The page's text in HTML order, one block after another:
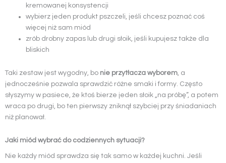
kremowanej konsystencji
wybierz jeden produkt pszczeli, jeśli chcesz poznać coś
więcej niż sam miód
zrób drobny zapas lub drugi słoik, jeśli kupujesz także dla
bliskich
Taki zestaw jest wygodny, bo nie przytłacza wyborem, a
jednocześnie pozwala sprawdzić różne smaki i formy. Często
słyszymy w pasiece, że ktoś bierze jeden słoik „na próbę”, a potem
wraca po drugi, bo ten pierwszy zniknął szybciej przy śniadaniach
niż planował.
Jaki miód wybrać do codziennych sytuacji?
Nie każdy miód sprawdza się tak samo w każdej kuchni. Jeśli